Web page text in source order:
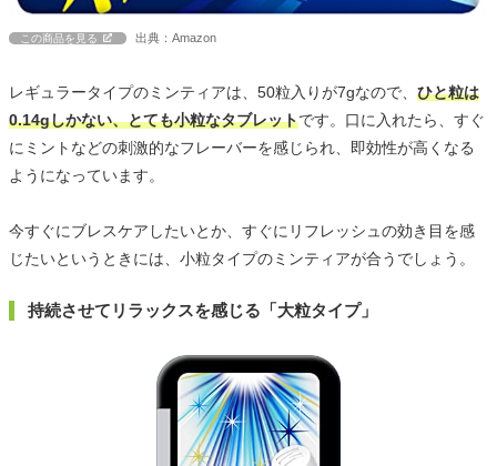
この商品を見る 出典：Amazon
レギュラータイプのミンティアは、50粒入りが7gなので、 ひと粒は
0.14gしかない、とても小粒なタブレットです。口に入れたら、すぐ
にミントなどの刺激的なフレーバーを感じられ、即効性が高くなる
ようになっています。
今すぐにブレスケアしたいとか、すぐにリフレッシュの効き目を感
じたいというときには、小粒タイプのミンティアが合うでしょう。
持続させてリラックスを感じる「大粒タイプ」